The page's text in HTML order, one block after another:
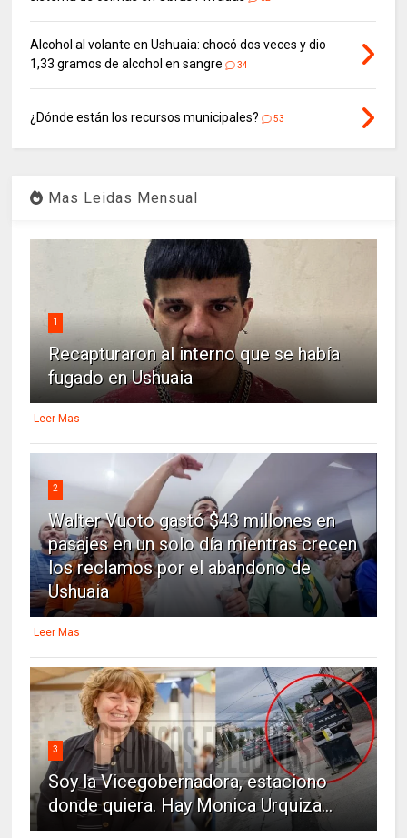
Alcohol al volante en Ushuaia: chocó dos veces y dio
1,33 gramos de alcohol en sangre
34
¿Dónde están los recursos municipales? 53
Mas Leidas Mensual
1
Recapturaron al interno que se había
fugado en Ushuaia
Leer Mas
2
Walter Vuoto gastó $43 millones en
pasajes en un solo día mientras crecen
los reclamos por el abandono de
Ushuaia
Leer Mas
3
Soy la Vicegobernadora, estaciono
donde quiera. Hay Monica Urquiza...